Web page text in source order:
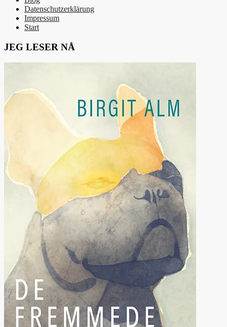
Datenschutzerklärung
Impressum
Start
JEG LESER NÅ